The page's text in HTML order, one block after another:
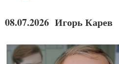
08.07.2026 Игорь Карев